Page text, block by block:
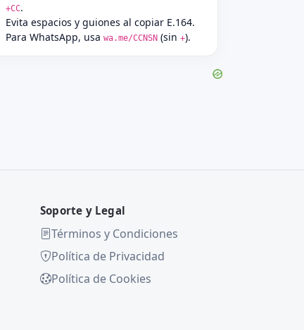
+CC.
Evita espacios y guiones al copiar E.164.
Para WhatsApp, usawa.me/CCNSN (sin+).
Soporte y Legal
Términos y Condiciones
Política de Privacidad
Política de Cookies